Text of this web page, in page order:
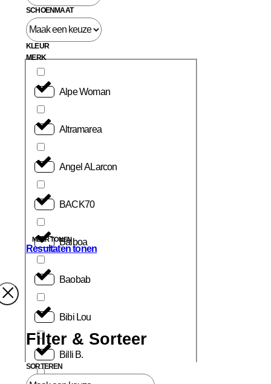
SCHOENMAAT
KLEUR
MERK
Alpe Woman
Altramarea
Angel ALarcon
BACK70
Balboa
Baobab
Bibi Lou
Billi B.
MEER TONEN
Resultaten tonen
Filter & Sorteer
SORTEREN